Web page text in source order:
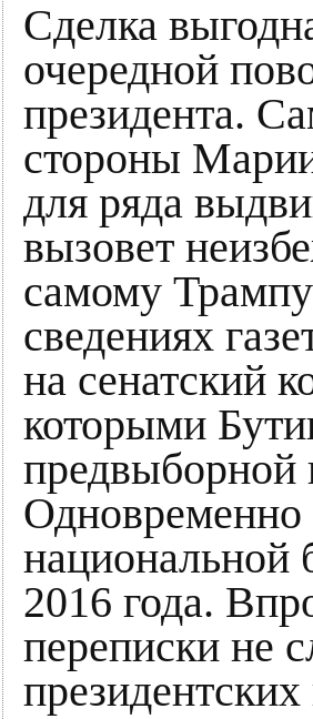
Сделка
очередной
президента.
стороны
для ряда
вызовет
самому
сведениях
на сенатский
которыми
Одновременно
национальной
2016 года.
переписки не